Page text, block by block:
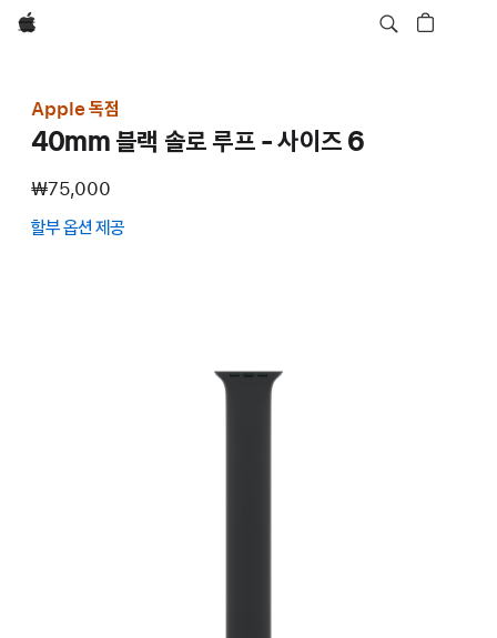
Apple
Apple 독점
40mm 블랙 솔로 루프 - 사이즈 6
₩75,000
할부 옵션 제공